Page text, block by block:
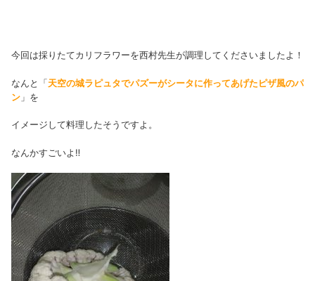
今回は採りたてカリフラワーを西村先生が調理してくださいましたよ！
なんと「天空の城ラピュタでパズーがシータに作ってあげたピザ風のパ
ン 」を
イメージして料理したそうですよ。
なんかすごいよ‼